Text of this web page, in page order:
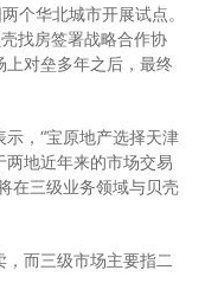
个华北城市开展试点。
找房签署战略合作协
对垒多年之后，最终
，“宝原地产选择天津
地近年来的市场交易
在三级业务领域与贝壳
而三级市场主要指二